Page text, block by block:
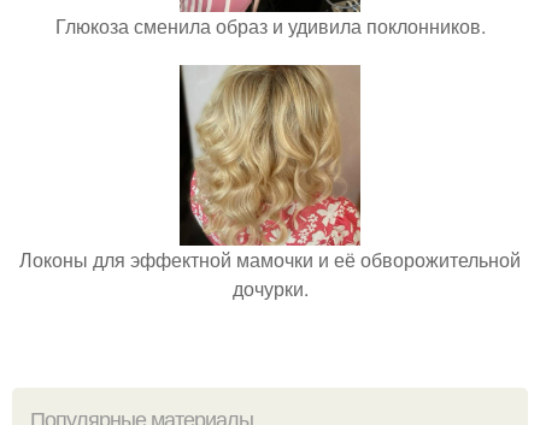
Глюкоза сменила образ и удивила поклонников.
Локоны для эффектной мамочки и её обворожительной
дочурки.
Популярные материалы